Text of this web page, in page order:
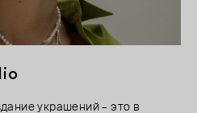
украшений – это в